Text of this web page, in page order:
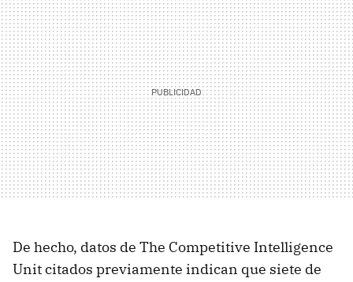
De hecho, datos de The Competitive Intelligence
Unit citados previamente indican que siete de